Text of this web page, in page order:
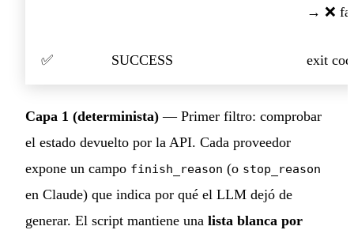
→ ❌
✅ SUCCESS exit
Capa 1 (determinista) — Primer filtro: comprobar
el estado devuelto por la API. Cada proveedor
expone un campo finish_reason (o stop_reason
en Claude) que indica por qué el LLM dejó de
generar. El script mantiene una lista blanca por